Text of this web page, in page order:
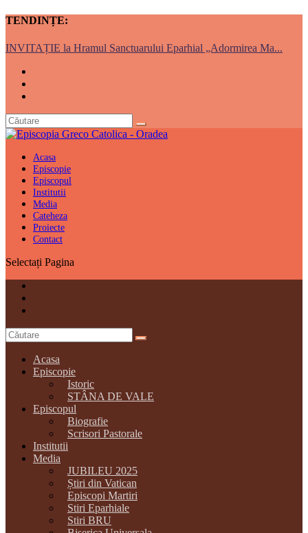
TENDINȚE:
INVITAȚIE la Hramul Sanctuarului Eparhial „Adormirea Ma...
Acasa
Episcopie
Episcopul
Institutii
Media
Cateheza
Proiecte
Contact
Selectați Pagina
Acasa
Episcopie
Istoric
STÂNA DE VALE
Episcopul
Biografie
Scrisori Pastorale
Institutii
Media
JUBILEU 2025
Știri din Vatican
Episcopi Martiri
Stiri Eparhiale
Stiri BRU